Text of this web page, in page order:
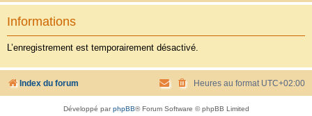
e
c
Informations
L’enregistrement est temporairement désactivé.
Index du forum Heures au format UTC+02:00
Développé parphpBB® Forum Software © phpBB Limited